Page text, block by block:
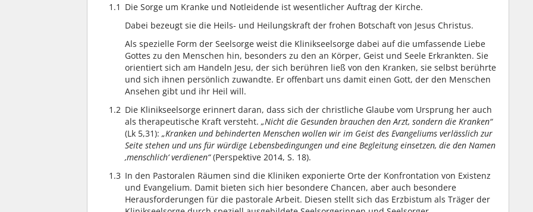
1.1 Die Sorge um Kranke und Notleidende ist wesentlicher Auftrag der Kirche.
Dabei bezeugt sie die Heils- und Heilungskraft der frohen Botschaft von Jesus Christus.
Als spezielle Form der Seelsorge weist die Klinikseelsorge dabei auf die umfassende Liebe
Gottes zu den Menschen hin, besonders zu den an Körper, Geist und Seele Erkrankten. Sie
orientiert sich am Handeln Jesu, der sich berühren ließ von den Kranken, sie selbst berührte
und sich ihnen persönlich zuwandte. Er offenbart uns damit einen Gott, der den Menschen
Ansehen gibt und ihr Heil will.
1.2 Die Klinikseelsorge erinnert daran, dass sich der christliche Glaube vom Ursprung her auch
als therapeutische Kraft versteht. „Nicht die Gesunden brauchen den Arzt, sondern die Kranken“
(Lk 5,31): „Kranken und behinderten Menschen wollen wir im Geist des Evangeliums verlässlich zur
Seite stehen und uns für würdige Lebensbedingungen und eine Begleitung einsetzen, die den Namen
‚menschlich‘ verdienen“(Perspektive 2014, S. 18).
1.3 In den Pastoralen Räumen sind die Kliniken exponierte Orte der Konfrontation von Existenz
und Evangelium. Damit bieten sich hier besondere Chancen, aber auch besondere
Herausforderungen für die pastorale Arbeit. Diesen stellt sich das Erzbistum als Träger der